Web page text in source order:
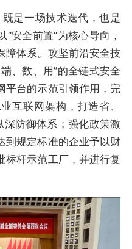
是一场技术迭代，也是
安全前置”为核心导向，
障体系。攻坚前沿安全技
、数、用”的全链式安全
平台的示范引领作用，完
互联网架构，打造省、
深防御体系；强化政策激
到规定标准的企业予以财
标杆示范工厂，并进行复